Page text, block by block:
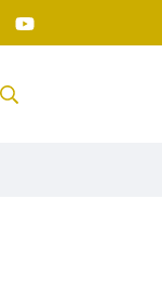
RECHERCHE